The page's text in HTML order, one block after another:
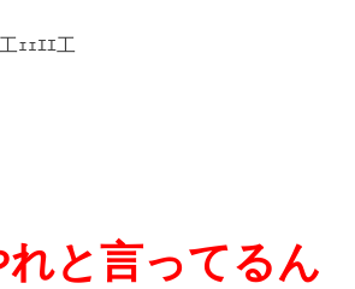
ｪｪｴｴ工
と言ってるん